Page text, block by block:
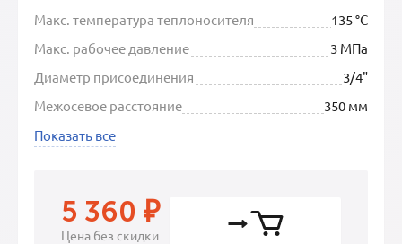
Макс. температура теплоносителя
135 °C
Макс. рабочее давление
3 МПа
Диаметр присоединения
3/4"
Межосевое расстояние
350 мм
Показать все
5 360 ₽
Цена без скидки